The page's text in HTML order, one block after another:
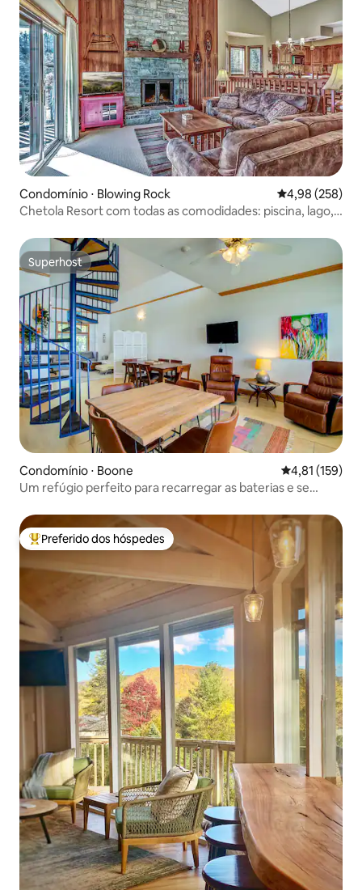
Condomínio ⋅ Blowing Rock 4,98 de uma
4,98 (258)
Chetola Resort com todas as comodidades: piscina, lago,
Superhost
Superhost
Condomínio ⋅ Boone 4,81 de uma
4,81 (159)
Um refúgio perfeito para recarregar as baterias e se
Entre os melhores preferidos dos hóspedes
Preferido dos hóspedes